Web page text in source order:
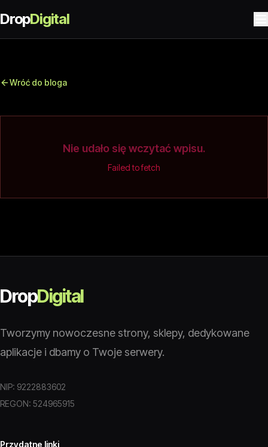
DropDigital
Wróć do bloga
Nie udało się wczytać wpisu.
Failed to fetch
DropDigital
Tworzymy nowoczesne strony, sklepy, dedykowane
aplikacje i dbamy o Twoje serwery.
NIP: 9222883602
REGON: 524965915
Przydatne linki